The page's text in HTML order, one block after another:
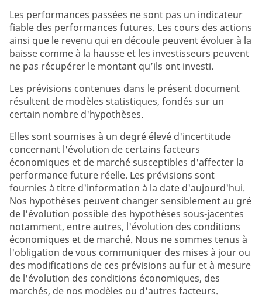
Les performances passées ne sont pas un indicateur
fiable des performances futures. Les cours des actions
ainsi que le revenu qui en découle peuvent évoluer à la
baisse comme à la hausse et les investisseurs peuvent
ne pas récupérer le montant qu’ils ont investi.
Les prévisions contenues dans le présent document
résultent de modèles statistiques, fondés sur un
certain nombre d'hypothèses.
Elles sont soumises à un degré élevé d'incertitude
concernant l'évolution de certains facteurs
économiques et de marché susceptibles d'affecter la
performance future réelle. Les prévisions sont
fournies à titre d'information à la date d'aujourd'hui.
Nos hypothèses peuvent changer sensiblement au gré
de l'évolution possible des hypothèses sous-jacentes
notamment, entre autres, l'évolution des conditions
économiques et de marché. Nous ne sommes tenus à
l'obligation de vous communiquer des mises à jour ou
des modifications de ces prévisions au fur et à mesure
de l'évolution des conditions économiques, des
marchés, de nos modèles ou d'autres facteurs.